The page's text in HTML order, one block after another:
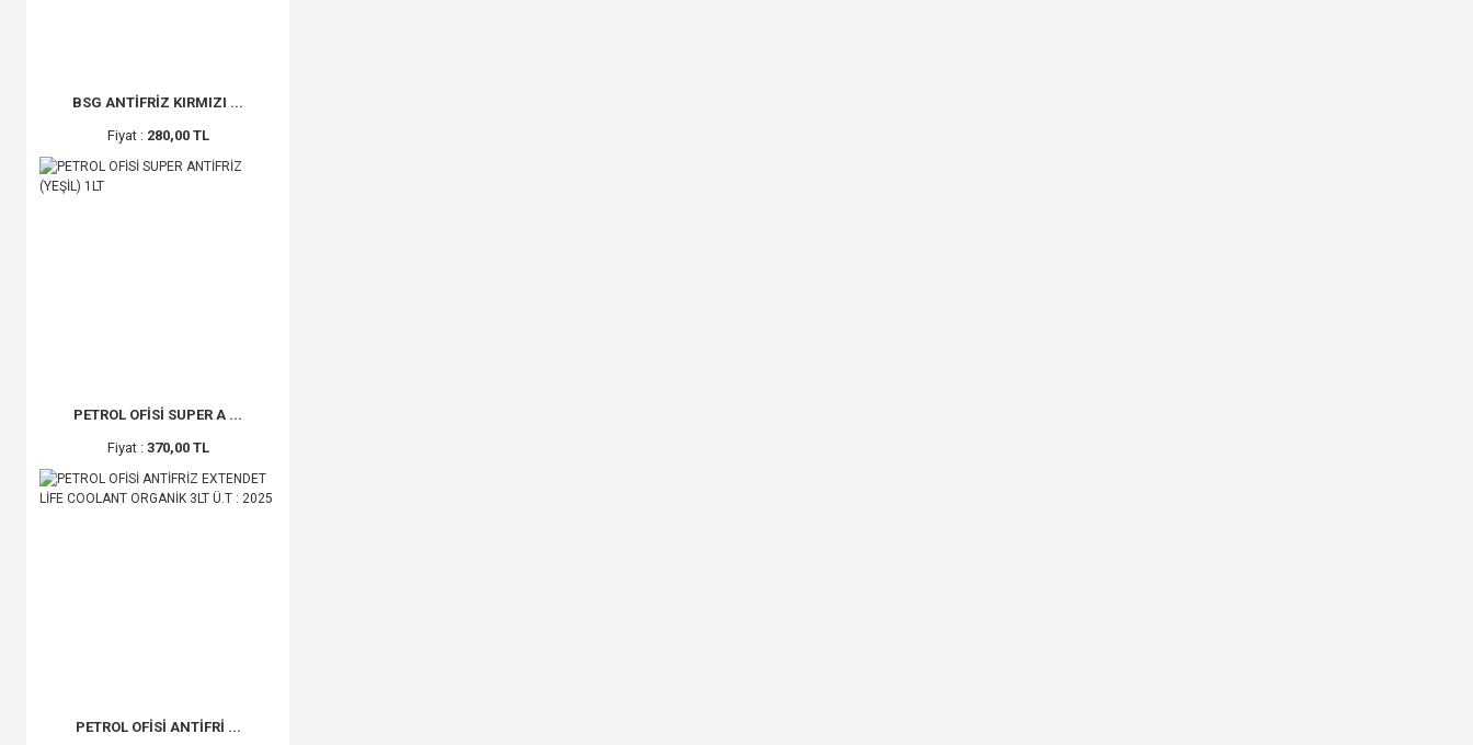
BSG ANTİFRİZ KIRMIZI ...
Fiyat : 280,00 TL
PETROL OFİSİ SUPER A ...
Fiyat : 370,00 TL
PETROL OFİSİ ANTİFRİ ...